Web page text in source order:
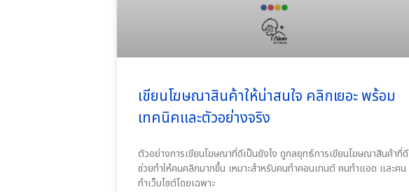
เขียนโฆษณาสินค้าให้น่าสนใจ คลิกเยอะ พร้อม
เทคนิคและตัวอย่างจริง
ตัวอย่างการเขียนโฆษณาที่ดีเป็นยังไง ดูกลยุทธ์การเขียนโฆษณาสินค้าที่ดี
ช่วยทำให้คนคลิกมากขึ้น เหมาะสำหรับคนทำคอนเทนต์ คนทำแอด และคน
ทำเว็บไซต์โดยเฉพาะ